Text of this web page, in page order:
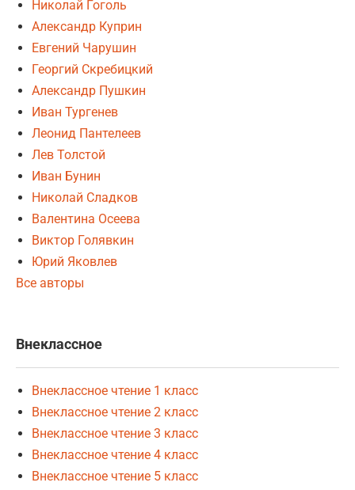
Николай Гоголь
Александр Куприн
Евгений Чарушин
Георгий Скребицкий
Александр Пушкин
Иван Тургенев
Леонид Пантелеев
Лев Толстой
Иван Бунин
Николай Сладков
Валентина Осеева
Виктор Голявкин
Юрий Яковлев
Все авторы
Внеклассное
Внеклассное чтение 1 класс
Внеклассное чтение 2 класс
Внеклассное чтение 3 класс
Внеклассное чтение 4 класс
Внеклассное чтение 5 класс